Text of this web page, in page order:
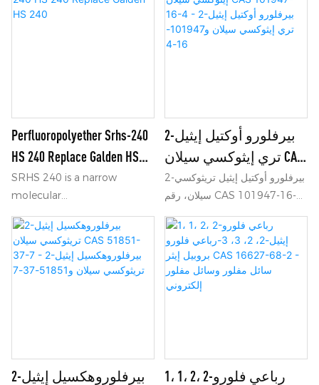
مكون في الطور السائل والغازي
الطور الغازي للمكونات الدقيقة
مثل المكونات الإلكترونية (مثل
لوحات الدوائر، والوسائط البصرية
أو المغناطيسية، والأدوات
الصناعية)
صفر (ODP)، وإمكانية الاحتباس
الحراري العالمي منخفضة (GWP).
Perfluoropolyether Srhs-240
HS 240 Replace Galden HS
240
SRHS 240 is a narrow
molecular
perfluoropolyether product
with excellent chemical
resistance, thermal resistance
and dielectric properties, non
Vapor Phase Soldering
process
2-بيرفلورو أوكتيل إيثيل
تري إيثوكسي سيلان CAS
101947-16-4 - 2-بيرفلورو
أوكتيل إيثيل تري
إيثوكسي سيلان و101947-
16-4
2-بيرفلورو أوكتيل إيثيل تريثوكسي
سيلان، رقم CAS 101947-16-4،
ابحث عن تفاصيل وسعر 2-
بيرفلورو أوكتيل إيثيل تريثوكسي
سيلان، رقم CAS 101947-16-4،
من 2-بيرفلورو أوكتيل إيثيل
تريثوكسي سيلان، رقم CAS
2-بيرفلوروهكسيل إيثيل
1، 1، 2، 2-رباعي فلورو